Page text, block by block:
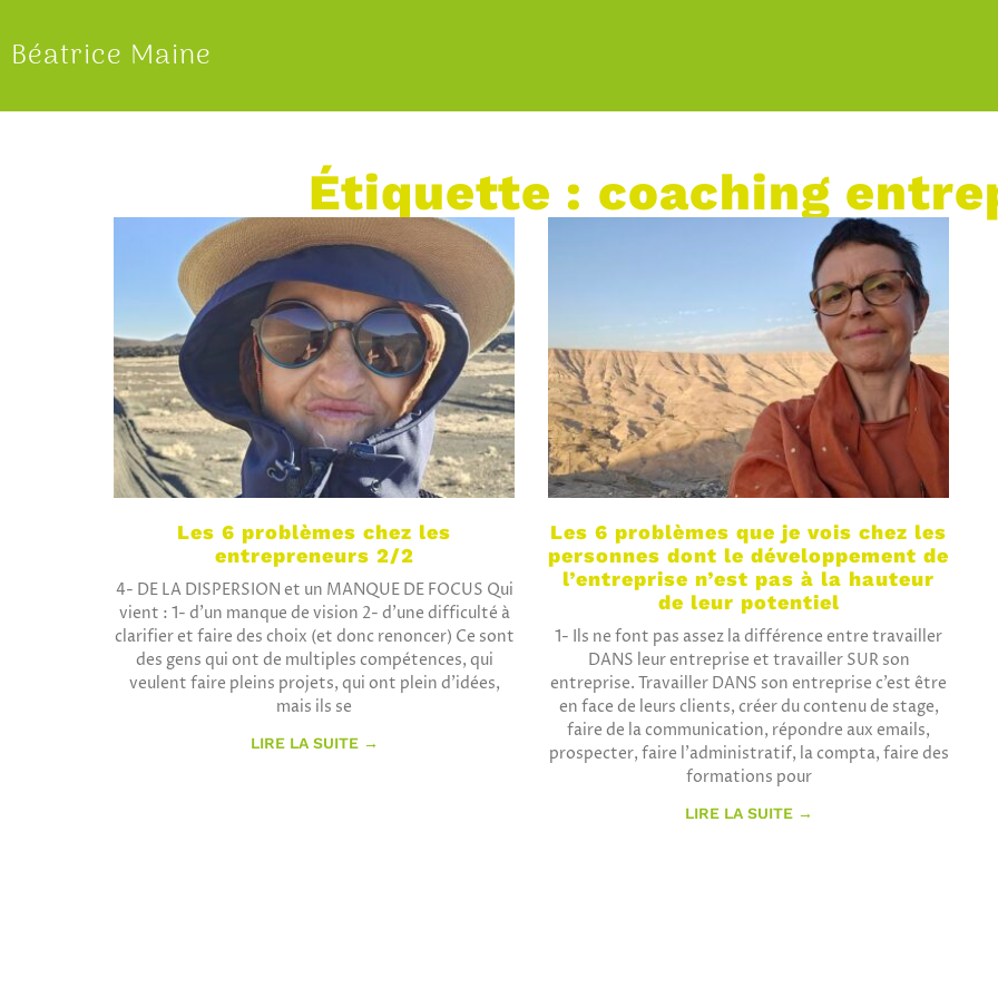
Béatrice Maine
Étiquette : coaching
Les 6 problèmes chez les
entrepreneurs 2/2
4- DE LA DISPERSION et un MANQUE DE FOCUS Qui
vient : 1- d’un manque de vision 2- d’une difficulté à
clarifier et faire des choix (et donc renoncer) Ce sont
des gens qui ont de multiples compétences, qui
veulent faire pleins projets, qui ont plein d’idées,
mais ils se
LIRE LA SUITE →
Les 6 problèmes que je vois chez les
personnes dont le développement de
l’entreprise n’est pas à la hauteur
de leur potentiel
1- Ils ne font pas assez la différence entre travailler
DANS leur entreprise et travailler SUR son
entreprise. Travailler DANS son entreprise c’est être
en face de leurs clients, créer du contenu de stage,
faire de la communication, répondre aux emails,
prospecter, faire l’administratif, la compta, faire des
formations pour
LIRE LA SUITE →